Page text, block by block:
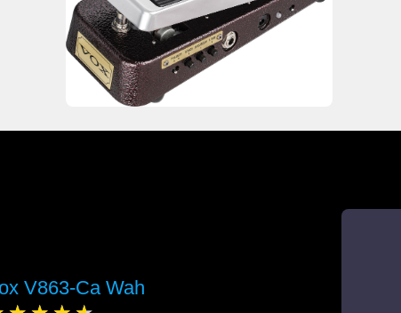
V863-Ca Wah